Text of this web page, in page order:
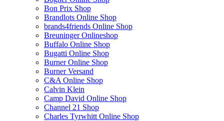
Bon Prix Shop
Brandlots Online Shop
brands4friends Online Shop
Breuninger Onlineshop
Buffalo Online Shop
Bugatti Online Shop
Burner Online Shop
Burner Versand
C&A Online Shop
Calvin Klein
Camp David Online Shop
Channel 21 Shop
Charles Tyrwhitt Online Shop